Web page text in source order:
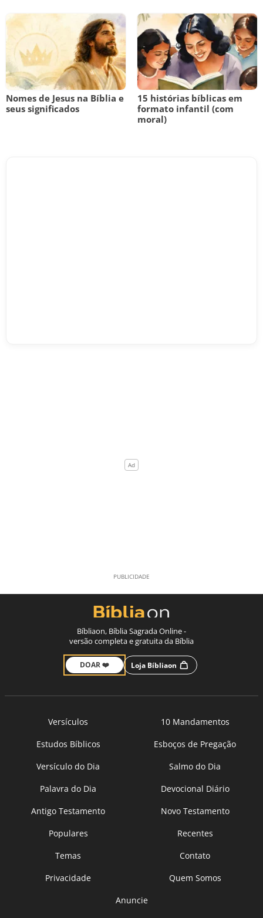
Nomes de Jesus na Bíblia e
seus significados
15 histórias bíblicas em
formato infantil (com
moral)
Bíbliaon, Bíblia Sagrada Online -
versão completa e gratuita da Bíblia
DOAR ❤️ Loja Bíbliaon
Versículos
10 Mandamentos
Estudos Bíblicos
Esboços de Pregação
Versículo do Dia
Salmo do Dia
Palavra do Dia
Devocional Diário
Antigo Testamento
Novo Testamento
Populares
Recentes
Temas
Contato
Privacidade
Quem Somos
Anuncie